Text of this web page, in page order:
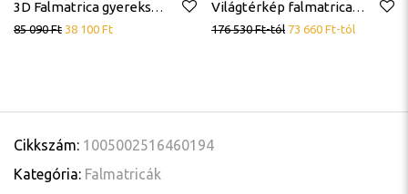
3D Falmatrica gyerekszobába, delfin, korall, cápa, teknős, 29 cm
85 090Ft 38 100 Ft
Világtérkép falmatrica, nagyméretű
176 530Ft-tól 73 660 Ft-tól
Cikkszám: 1005002516460194
Kategória: Falmatricák